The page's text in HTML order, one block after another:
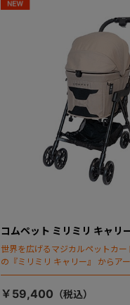
コムペット ミリミリ キャリ
世界を広げるマジカルペットカ
の『ミリミリ キャリー』 からア
場！
￥59,400